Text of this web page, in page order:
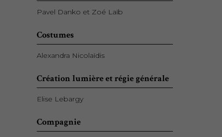
Pavel Danko et Zoé Laïb
Costumes
Alexandra Nicolaïdis
Création lumière et régie générale
Elise Lebargy
Compagnie